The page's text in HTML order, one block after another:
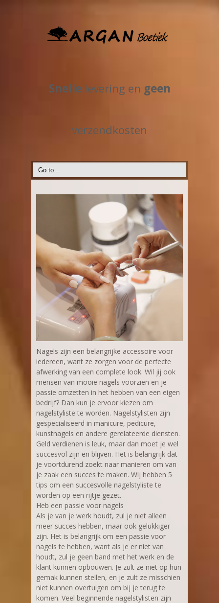
Snelle levering en geen
verzendkosten
Nagels zijn een belangrijke accessoire voor
iedereen, want ze zorgen voor de perfecte
afwerking van een complete look. Wil jij ook
mensen van mooie nagels voorzien en je
passie omzetten in het hebben van een eigen
bedrijf? Dan kun je ervoor kiezen om
nagelstyliste te worden. Nagelstylisten zijn
gespecialiseerd in manicure, pedicure,
kunstnagels en andere gerelateerde diensten.
Geld verdienen is leuk, maar dan moet je wel
succesvol zijn en blijven. Het is belangrijk dat
je voortdurend zoekt naar manieren om van
je zaak een succes te maken. Wij hebben 5
tips om een succesvolle nagelstyliste te
worden op een rijtje gezet.
Heb een passie voor nagels
Als je van je werk houdt, zul je niet alleen
meer succes hebben, maar ook gelukkiger
zijn. Het is belangrijk om een passie voor
nagels te hebben, want als je er niet van
houdt, zul je geen band met het werk en de
klant kunnen opbouwen. Je zult ze niet op hun
gemak kunnen stellen, en je zult ze misschien
niet kunnen overtuigen om bij je terug te
komen. Veel beginnende nagelstylisten zijn